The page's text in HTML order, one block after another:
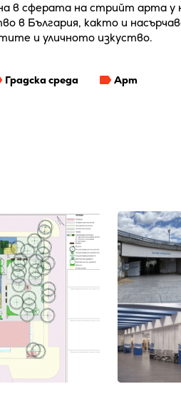
в сферата на стрийт арта у
в България, както и
и уличното изкуство.
Градска среда Арт